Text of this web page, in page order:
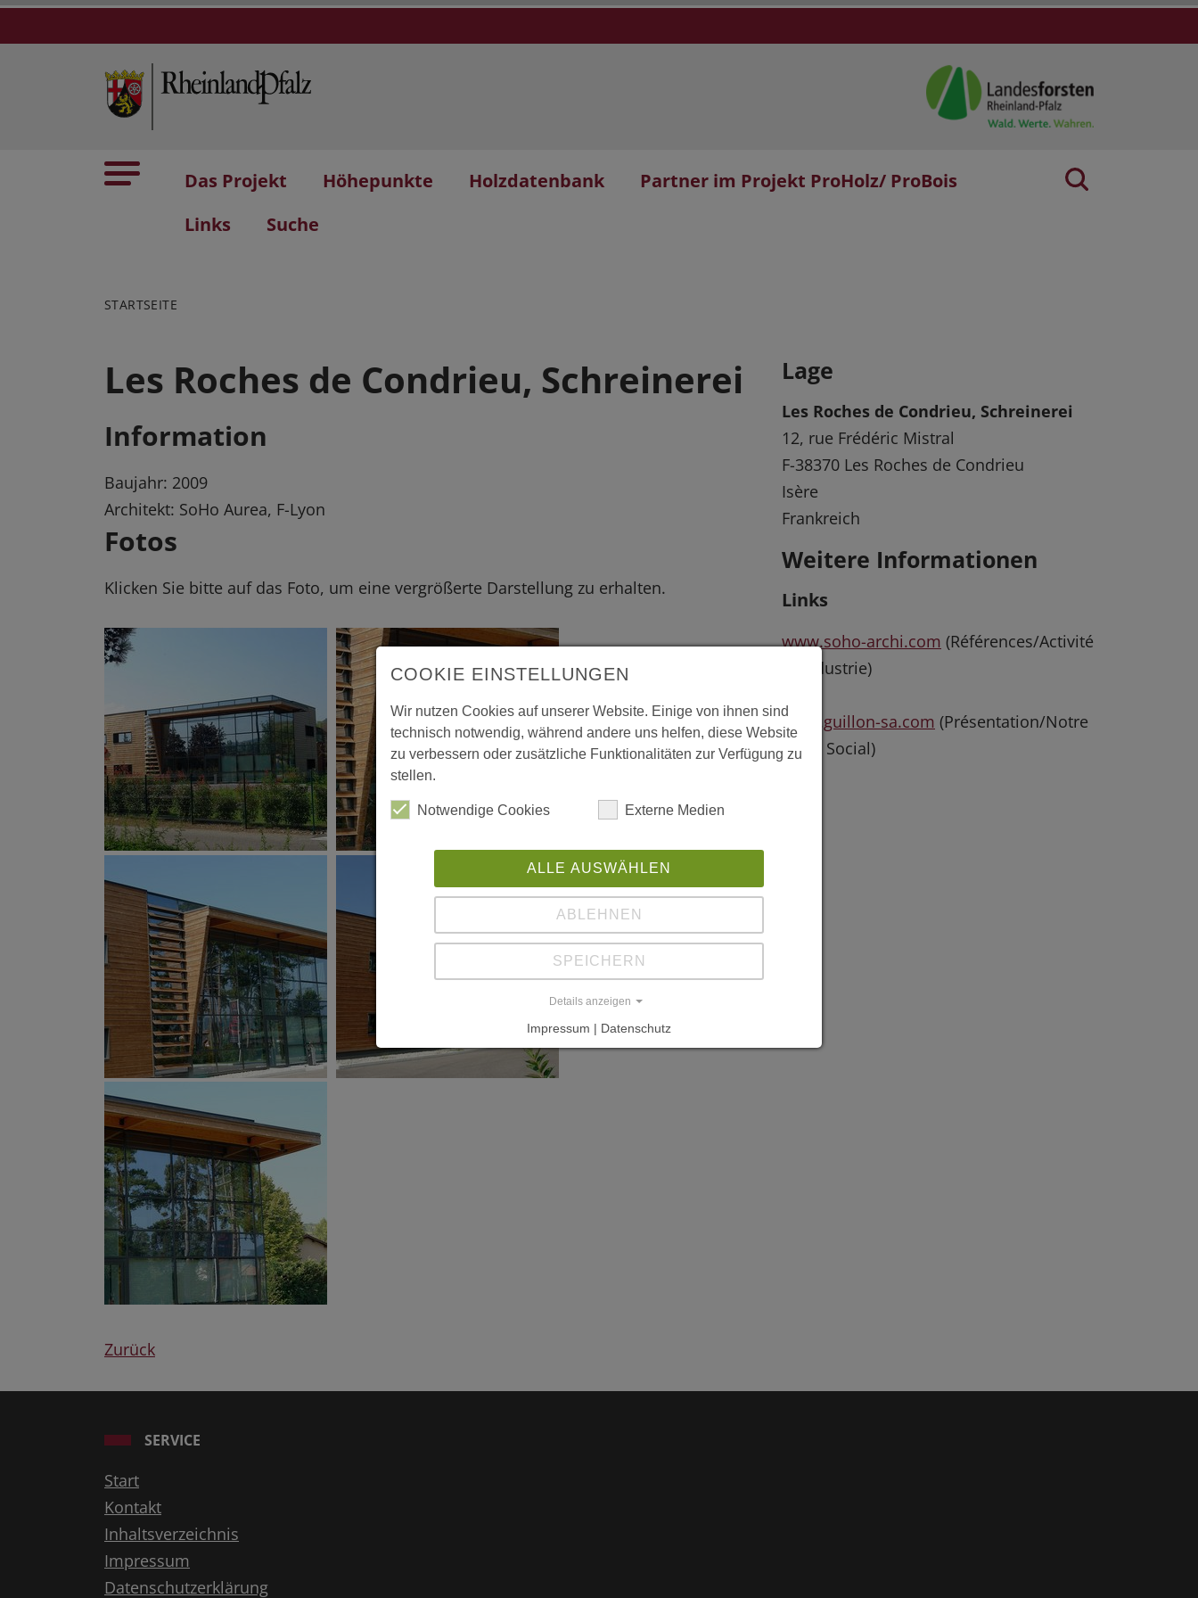
Das Projekt Höhepunkte Holzdatenbank
Partner im Projekt ProHolz/ ProBois
Links
Suche
STARTSEITE
Les Roches de Condrieu, Schreinerei
Information
Baujahr: 2009
Architekt: SoHo Aurea, F-Lyon
Fotos
Klicken Sie bitte auf das Foto, um eine vergrößerte Darstellung zu erhalten.
Zurück
Lage
Les Roches de Condrieu, Schreinerei
12, rue Frédéric Mistral
F-38370 Les Roches de Condrieu
Isère
Frankreich
Weitere Informationen
Links
www.soho-archi.com (Références/Activité
et Industrie)
www.guillon-sa.com (Présentation/Notre
Siège Social)
SERVICE
Start
Kontakt
Inhaltsverzeichnis
Impressum
Datenschutzerklärung
COOKIE EINSTELLUNGEN
Wir nutzen Cookies auf unserer Website. Einige von ihnen sind
technisch notwendig, während andere uns helfen, diese Website
zu verbessern oder zusätzliche Funktionalitäten zur Verfügung zu
stellen.
Notwendige Cookies Externe Medien
ALLE AUSWÄHLEN
ABLEHNEN
SPEICHERN
Details anzeigen
Impressum | Datenschutz